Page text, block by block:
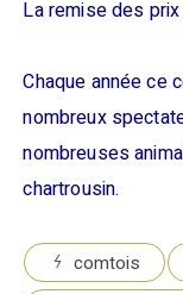
La remise des
Chaque année ce
nombreux
nombreuses
chartrousin.
comtois